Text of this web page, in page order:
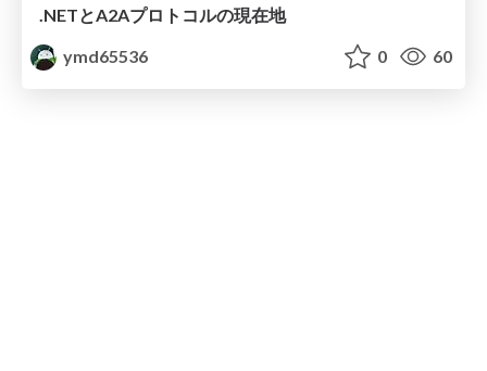
.NETとA2Aプロトコルの現在地
ymd65536
0 60